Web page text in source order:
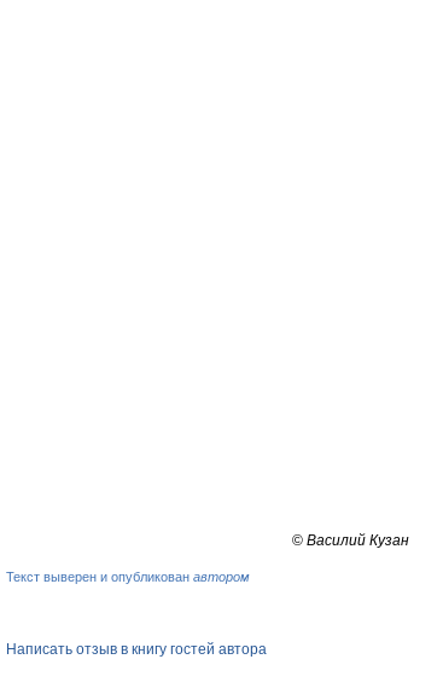
© Василий Кузан
Текст выверен и опубликован автором
Написать отзыв в книгу гостей автора